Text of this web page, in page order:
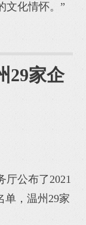
文化情怀。”
29家企
厅公布了2021
单，温州29家